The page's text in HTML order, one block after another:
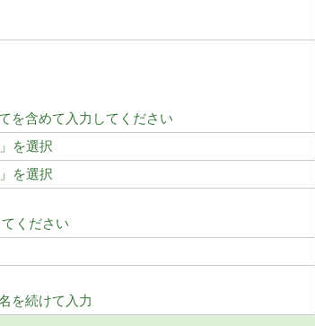
を含めて入力してください
を選択
を選択
ください
を続けて入力